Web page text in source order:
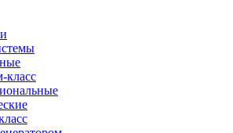
класс